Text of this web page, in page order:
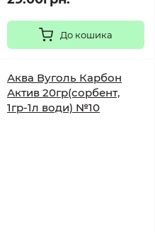
До кошика
Аква Вуголь Карбон
Актив 20гр(сорбент,
1гр-1л води) №10